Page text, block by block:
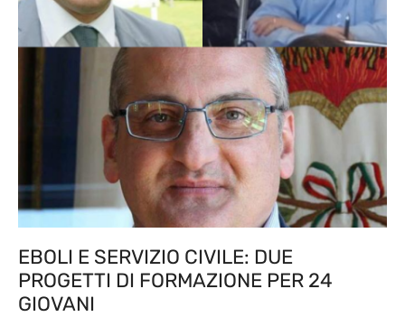
EBOLI E SERVIZIO CIVILE: DUE
PROGETTI DI FORMAZIONE PER 24
GIOVANI